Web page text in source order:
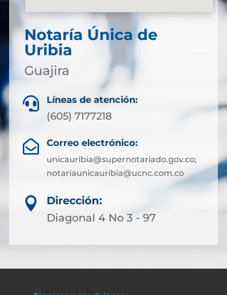
Notaría Única de
Uribia
Guajira
 Líneas de atención:
(605) 7177218
 Correo electrónico:
unicauribia@supernotariado.gov.co;
notariaunicauribia@ucnc.com.co

Dirección:
Diagonal 4 No 3 - 97